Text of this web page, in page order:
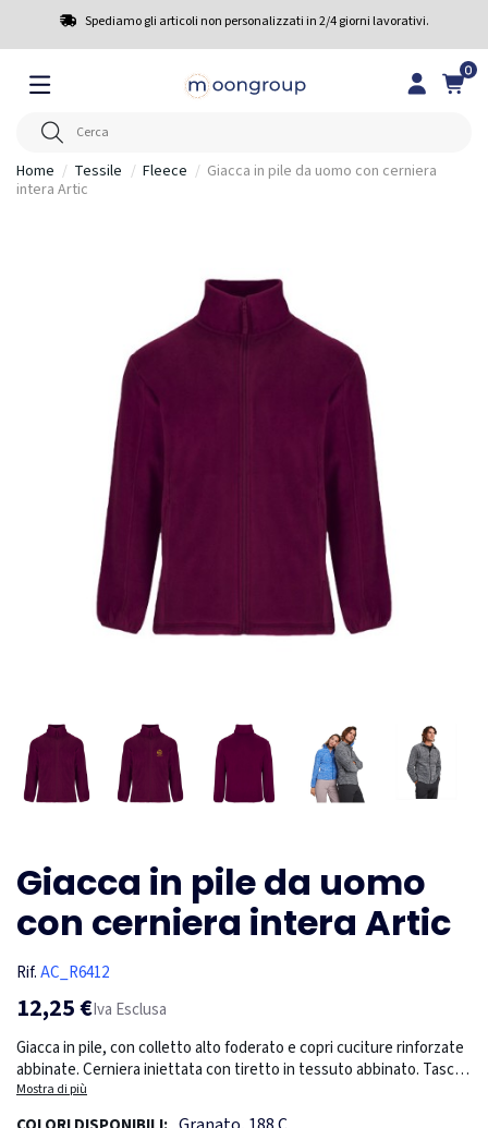
Spediamo gli articoli non personalizzati in 2/4 giorni lavorativi.
0
Home Tessile Fleece
Giacca in pile da uomo con cerniera
intera Artic
Giacca in pile da uomo
con cerniera intera Artic
Rif.AC_R6412
12,25 €Iva Esclusa
Giacca in pile, con colletto alto foderato e copri cuciture rinforzate
abbinate. Cerniera iniettata con tiretto in tessuto abbinato. Tasche
laterali. Polsini elasticizzati. Orlo inferiore con regolazioni sul lato
interno. Etichetta removibile. Il modello è alto 185 cm ed indossa
Mostra di più